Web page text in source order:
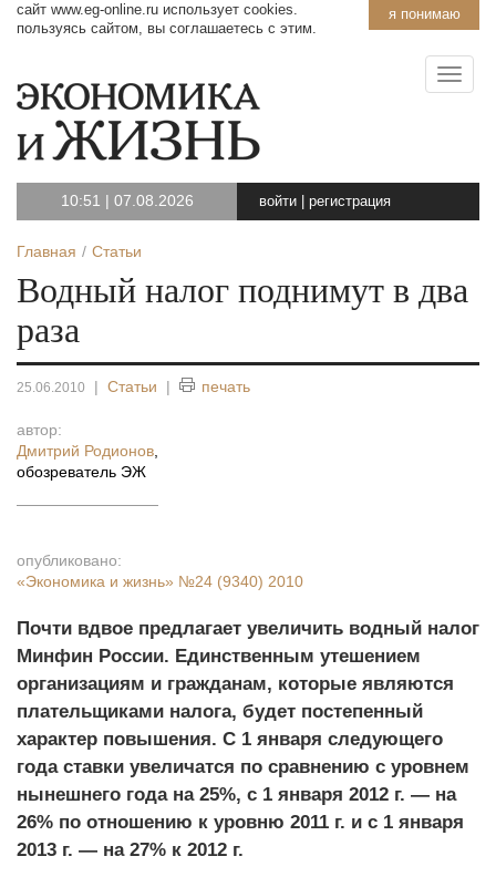
я понимаю
сайт www.eg-online.ru использует cookies.
пользуясь сайтом, вы соглашаетесь с этим.
10:51 | 07.08.2026 войти регистрация
Главная Статьи
Водный налог поднимут в два
раза
25.06.2010 | Статьи | печать
автор:
Дмитрий Родионов
обозреватель ЭЖ
опубликовано:
«Экономика и жизнь» №24 (9340) 2010
Почти вдвое предлагает увеличить водный налог
Минфин России. Единственным утешением
организациям и гражданам, которые являются
плательщиками налога, будет постепенный
характер повышения. С 1 января следующего
года ставки увеличатся по сравнению с уровнем
нынешнего года на 25%, с 1 января 2012 г. — на
26% по отношению к уровню 2011 г. и с 1 января
2013 г. — на 27% к 2012 г.